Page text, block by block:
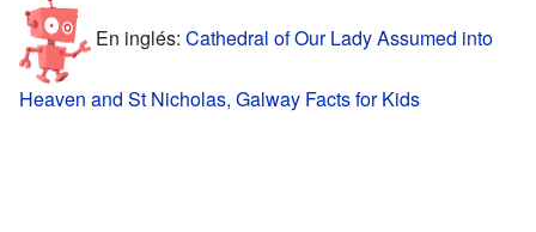
En inglés: Cathedral of Our Lady Assumed into
Heaven and St Nicholas, Galway Facts for Kids